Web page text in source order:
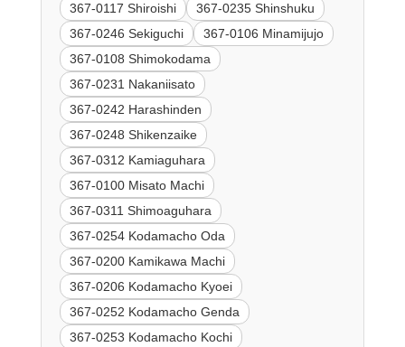
367-0117 Shiroishi
367-0235 Shinshuku
367-0246 Sekiguchi
367-0106 Minamijujo
367-0108 Shimokodama
367-0231 Nakaniisato
367-0242 Harashinden
367-0248 Shikenzaike
367-0312 Kamiaguhara
367-0100 Misato Machi
367-0311 Shimoaguhara
367-0254 Kodamacho Oda
367-0200 Kamikawa Machi
367-0206 Kodamacho Kyoei
367-0252 Kodamacho Genda
367-0253 Kodamacho Kochi